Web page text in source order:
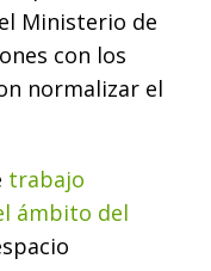
Ministerio de
con los
normalizar el
trabajo
ámbito del